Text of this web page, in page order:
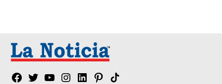
Facebook
TwitterYouTubeInstagram
LinkedinPinterest
Tik